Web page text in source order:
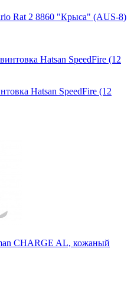
Rat 2 8860 "Крыса" (AUS-8)
Hatsan SpeedFire (12
CHARGE AL, кожаный